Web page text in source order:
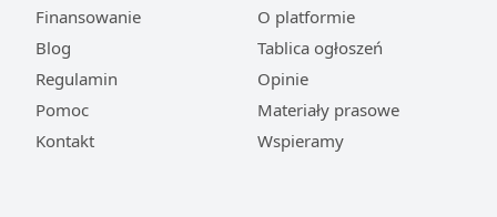
To inteligentne rozwiązanie, które łączy prestiż
posiadania auta premium z przewidywalnością i
wygodą, jaką daje stała miesięczna rata. Przekonaj się,
jak proste może być wejście do świata luksusowej
motoryzacji.
Finansowanie
Blog
Regulamin
Pomoc
Kontakt
O platformie
Tablica ogłoszeń
Opinie
Materiały prasowe
Wspieramy